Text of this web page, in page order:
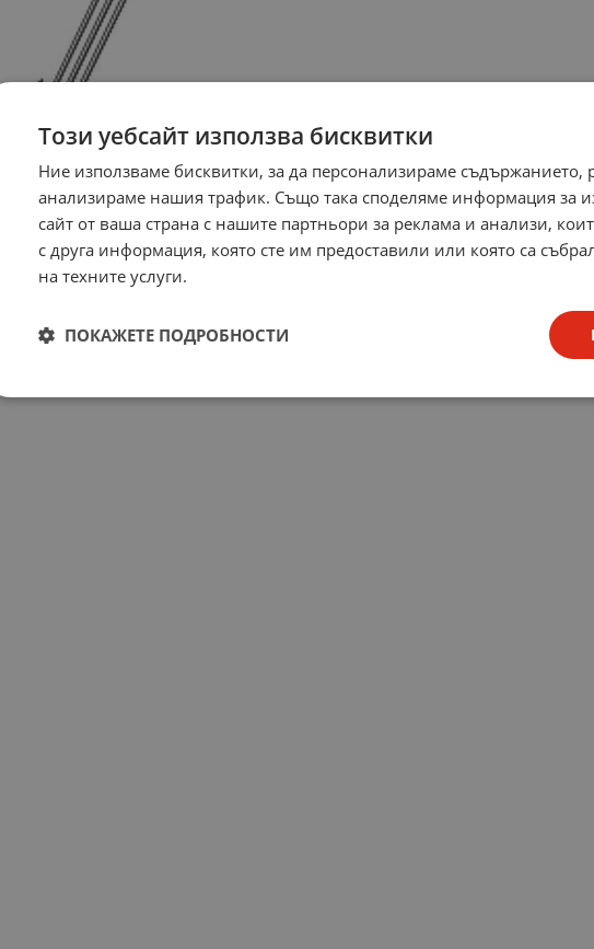
Този уебсайт използва бисквитки
Ние използваме бисквитки, за да персонализираме съдържанието,
анализираме нашия трафик. Също така споделяме информация за
сайт от ваша страна с нашите партньори за реклама и анализи,
с друга информация, която сте им предоставили или която са
на техните услуги.
ПОКАЖЕТЕ ПОДРОБНОСТИ